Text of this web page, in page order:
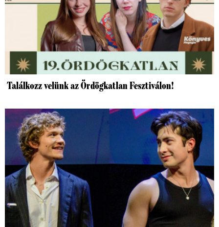
Találkozz velünk az Ördögkatlan Fesztiválon!